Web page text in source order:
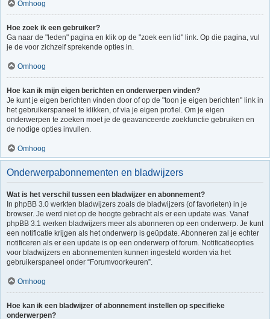
Omhoog
Hoe zoek ik een gebruiker?
Ga naar de "leden" pagina en klik op de "zoek een lid" link. Op die pagina, vul
je de voor zichzelf sprekende opties in.
Omhoog
Hoe kan ik mijn eigen berichten en onderwerpen vinden?
Je kunt je eigen berichten vinden door of op de "toon je eigen berichten" link in
het gebruikerspaneel te klikken, of via je eigen profiel. Om je eigen
onderwerpen te zoeken moet je de geavanceerde zoekfunctie gebruiken en
de nodige opties invullen.
Omhoog
Onderwerpabonnementen en bladwijzers
Wat is het verschil tussen een bladwijzer en abonnement?
In phpBB 3.0 werkten bladwijzers zoals de bladwijzers (of favorieten) in je
browser. Je werd niet op de hoogte gebracht als er een update was. Vanaf
phpBB 3.1 werken bladwijzers meer als abonneren op een onderwerp. Je kunt
een notificatie krijgen als het onderwerp is geüpdate. Abonneren zal je echter
notificeren als er een update is op een onderwerp of forum. Notificatieopties
voor bladwijzers en abonnementen kunnen ingesteld worden via het
gebruikerspaneel onder “Forumvoorkeuren”.
Omhoog
Hoe kan ik een bladwijzer of abonnement instellen op specifieke
onderwerpen?